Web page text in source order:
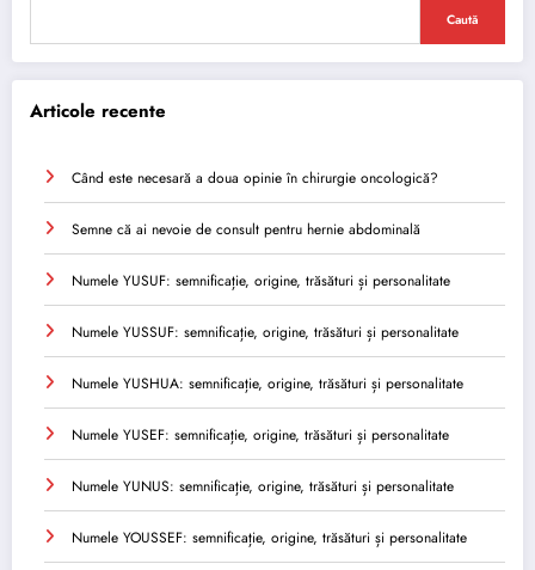
Caută
Articole recente
Când este necesară a doua opinie în chirurgie oncologică?
Semne că ai nevoie de consult pentru hernie abdominală
Numele YUSUF: semnificație, origine, trăsături și personalitate
Numele YUSSUF: semnificație, origine, trăsături și personalitate
Numele YUSHUA: semnificație, origine, trăsături și personalitate
Numele YUSEF: semnificație, origine, trăsături și personalitate
Numele YUNUS: semnificație, origine, trăsături și personalitate
Numele YOUSSEF: semnificație, origine, trăsături și personalitate